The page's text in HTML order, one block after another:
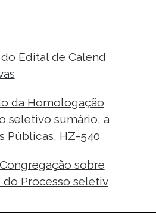
Edital de Calend
da Homologação
seletivo sumário, á
Públicas, HZ-540
sobre
Processo seletiv